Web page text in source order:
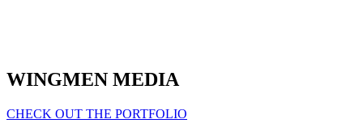
WINGMEN MEDIA
CHECK OUT THE PORTFOLIO